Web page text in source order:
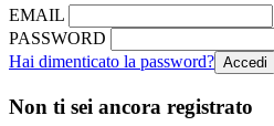
EMAIL
PASSWORD
Hai dimenticato la password?
Non ti sei ancora registrato